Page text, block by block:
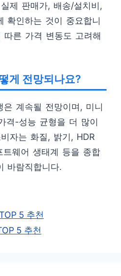
제 판매가, 배송/설치비,
확인하는 것이 중요합니
따른 가격 변동도 고려해
게 전망되나요?
은 계속될 전망이며, 미니
격-성능 균형을 더 많이
자는 화질, 밝기, HDR
트웨어 생태계 등을 종합
바람직합니다.
5 추천
5 추천